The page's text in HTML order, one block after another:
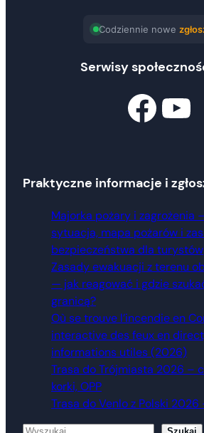
Codziennie nowe
Serwisy
Facebook Znajdź nas na YouTube
Praktyczne informacje i
Majorka pożary i zagrożenia
sytuacja, mapa pożarów i
bezpieczeństwa dla turystów
Zasady ewakuacji z terenu
— jak reagować i gdzie
granicą?
Où se trouve l’incendie en
interactive des feux en
informations utiles (2026)
Trasa do Trójmiasta 2026 –
korki, OPP
Trasa do Venlo z Polski